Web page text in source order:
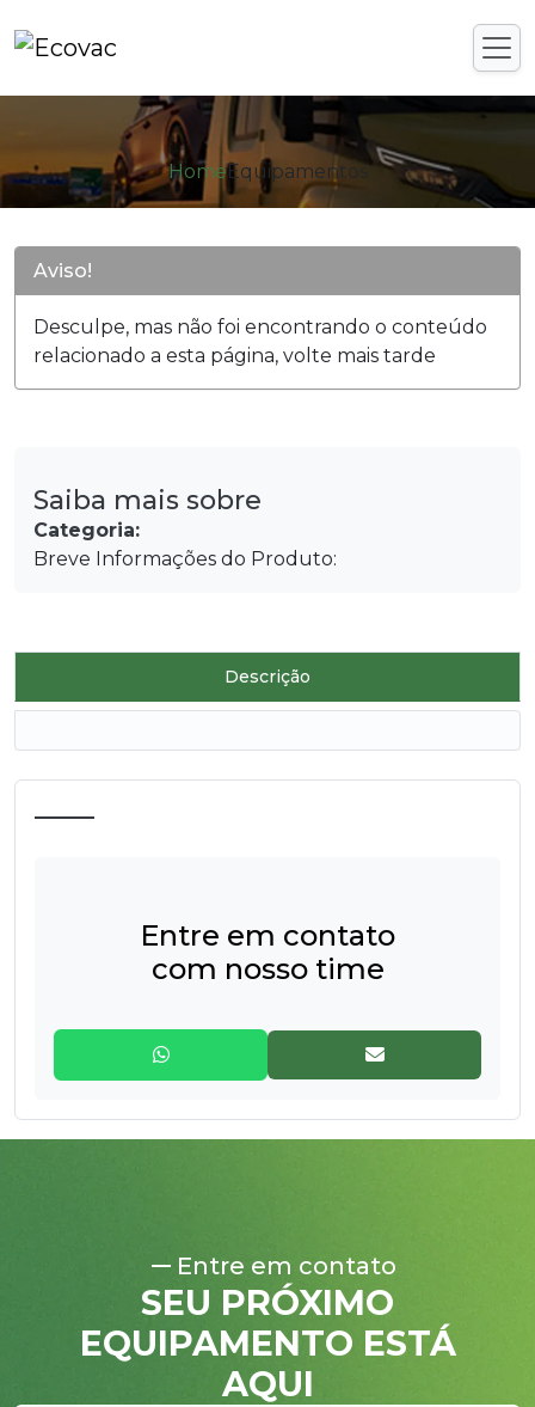
HomeEquipamentos
Aviso!
Desculpe, mas não foi encontrando o conteúdo
relacionado a esta página, volte mais tarde
Saiba mais sobre
Categoria:
Breve Informações do Produto:
Descrição
Entre em contato
com nosso time
Entre em contato
SEU PRÓXIMO
EQUIPAMENTO ESTÁ
AQUI